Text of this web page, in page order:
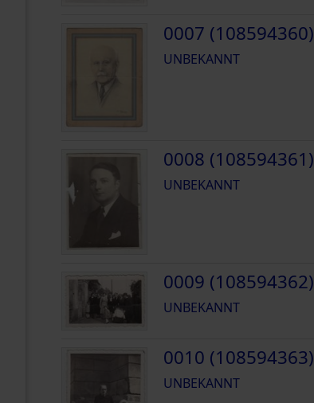
0007 (108594360)
UNBEKANNT
0008 (108594361)
UNBEKANNT
0009 (108594362)
UNBEKANNT
0010 (108594363)
UNBEKANNT